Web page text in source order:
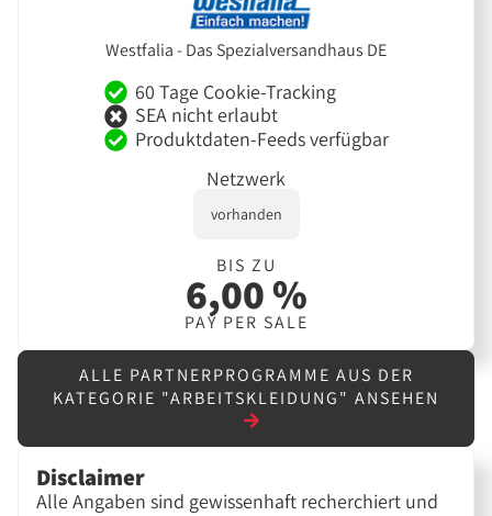
Westfalia - Das Spezialversandhaus DE
60 Tage Cookie-Tracking
SEA nicht erlaubt
Produktdaten-Feeds verfügbar
Netzwerk
vorhanden
BIS ZU
6,00 %
PAY PER SALE
ALLE PARTNERPROGRAMME AUS DER
KATEGORIE "ARBEITSKLEIDUNG" ANSEHEN
Disclaimer
Alle Angaben sind gewissenhaft recherchiert und